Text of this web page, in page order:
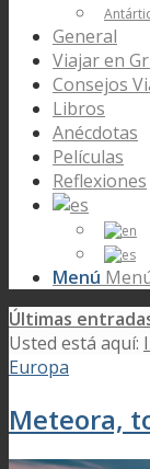
General
Viajar en
Consejos
Libros
Anécdotas
Películas
Reflexiones
Menú
Últimas
Usted está aquí:
Europa
Meteora,